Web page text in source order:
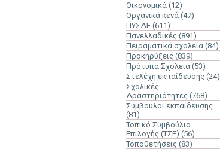
Οικονομικά (12)
Οργανικά κενά (47)
ΠΥΣΔΕ (611)
Πανελλαδικές (891)
Πειραματικά σχολεία (84)
Προκηρύξεις (839)
Πρότυπα Σχολεία (53)
Στελέχη εκπαίδευσης (24)
Σχολικές
Δραστηριότητες (768)
Σύμβουλοι εκπαίδευσης
(81)
Τοπικό Συμβούλιο
Επιλογής (ΤΣΕ) (56)
Τοποθετήσεις (83)